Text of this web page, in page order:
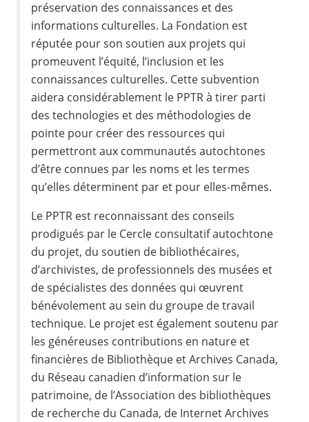
préservation des connaissances et des
informations culturelles. La Fondation est
réputée pour son soutien aux projets qui
promeuvent l’équité, l’inclusion et les
connaissances culturelles. Cette subvention
aidera considérablement le PPTR à tirer parti
des technologies et des méthodologies de
pointe pour créer des ressources qui
permettront aux communautés autochtones
d’être connues par les noms et les termes
qu’elles déterminent par et pour elles-mêmes.
Le PPTR est reconnaissant des conseils
prodigués par le Cercle consultatif autochtone
du projet, du soutien de bibliothécaires,
d’archivistes, de professionnels des musées et
de spécialistes des données qui œuvrent
bénévolement au sein du groupe de travail
technique. Le projet est également soutenu par
les généreuses contributions en nature et
financières de Bibliothèque et Archives Canada,
du Réseau canadien d’information sur le
patrimoine, de l’Association des bibliothèques
de recherche du Canada, de Internet Archives